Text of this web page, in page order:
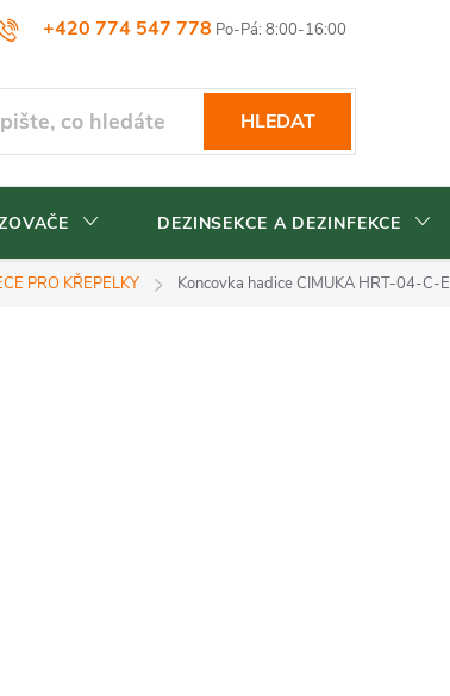
+420 774 547 778
Reklamační řád Vrácení zboží Blog
HLEDAT
DEZINSEKCE A DEZINFEKCE
PRO KŘEPELKY Koncovka hadice CIMUKA HRT-04-C-E